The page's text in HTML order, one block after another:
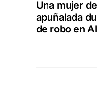
Una mujer
apuñalada
de robo en